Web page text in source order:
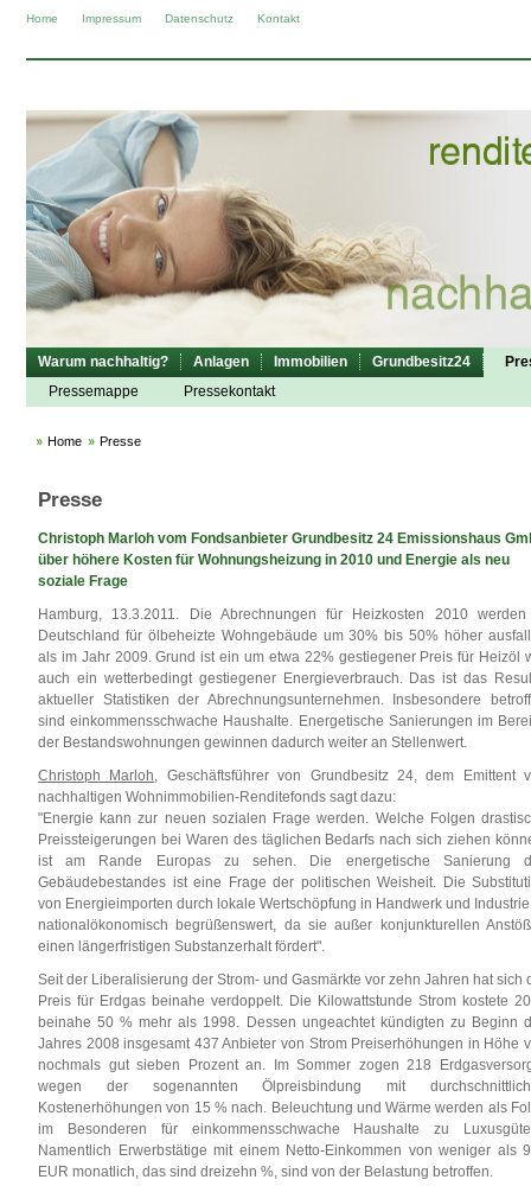
Home Impressum Datenschutz Kontakt
Warum nachhaltig? Anlagen Immobilien Grundbesitz24
Pressemappe
Pressekontakt
Home Presse
Presse
Christoph Marloh vom Fondsanbieter Grundbesitz 24 Emissionshaus
über höhere Kosten für Wohnungsheizung in 2010 und Energie als neu
soziale Frage
Hamburg, 13.3.2011. Die Abrechnungen für Heizkosten 2010
Deutschland für ölbeheizte Wohngebäude um 30% bis 50% höher
als im Jahr 2009. Grund ist ein um etwa 22% gestiegener Preis für Heizöl
auch ein wetterbedingt gestiegener Energieverbrauch. Das ist das
aktueller Statistiken der Abrechnungsunternehmen. Insbesondere
sind einkommensschwache Haushalte. Energetische Sanierungen im
der Bestandswohnungen gewinnen dadurch weiter an Stellenwert.
Christoph Marloh, Geschäftsführer von Grundbesitz 24, dem Emittent
nachhaltigen Wohnimmobilien-Renditefonds sagt dazu:
"Energie kann zur neuen sozialen Frage werden. Welche Folgen
Preissteigerungen bei Waren des täglichen Bedarfs nach sich ziehen
ist am Rande Europas zu sehen. Die energetische Sanierung
Gebäudebestandes ist eine Frage der politischen Weisheit. Die
von Energieimporten durch lokale Wertschöpfung in Handwerk und
nationalökonomisch begrüßenswert, da sie außer konjunkturellen
einen längerfristigen Substanzerhalt fördert".
Seit der Liberalisierung der Strom- und Gasmärkte vor zehn Jahren hat sich
Preis für Erdgas beinahe verdoppelt. Die Kilowattstunde Strom kostete
beinahe 50 % mehr als 1998. Dessen ungeachtet kündigten zu Beginn
Jahres 2008 insgesamt 437 Anbieter von Strom Preiserhöhungen in Höhe
nochmals gut sieben Prozent an. Im Sommer zogen 218
wegen der sogenannten Ölpreisbindung mit
Kostenerhöhungen von 15 % nach. Beleuchtung und Wärme werden als
im Besonderen für einkommensschwache Haushalte zu
Namentlich Erwerbstätige mit einem Netto-Einkommen von weniger als
EUR monatlich, das sind dreizehn %, sind von der Belastung betroffen.